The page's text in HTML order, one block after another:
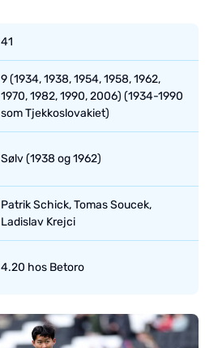
41
9 (1934, 1938, 1954, 1958, 1962,
1970, 1982, 1990, 2006) (1934-1990
som Tjekkoslovakiet)
Sølv (1938 og 1962)
Patrik Schick, Tomas Soucek,
Ladislav Krejci
4.20 hos Betoro